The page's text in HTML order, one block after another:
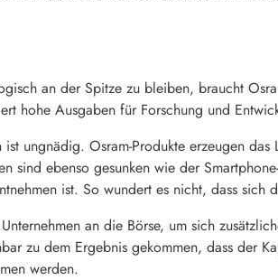
an der Spitze zu bleiben, braucht
hohe Ausgaben für Forschung und
ist ungnädig. Osram-Produkte erzeugen
sind ebenso gesunken wie der
ist. So wundert es nicht, dass sich
an die Börse, um sich
zu dem Ergebnis gekommen, dass der
werden.